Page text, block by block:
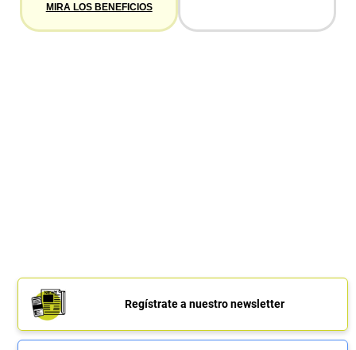
MIRA LOS BENEFICIOS
Regístrate a nuestro newsletter